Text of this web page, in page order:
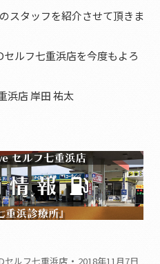
スタッフを紹介させて頂きま
ルフ七重浜店を今度もよろ
浜店 岸田 祐太
セルフ七重浜店 2018年11月7日